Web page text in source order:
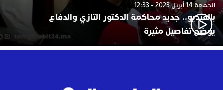
الجمعة 14 أبريل 2023 - 12:33
بالفيديو.. جديد محاكمة الدكتور التازي والدفاع
يوضح تفاصيل مثيرة